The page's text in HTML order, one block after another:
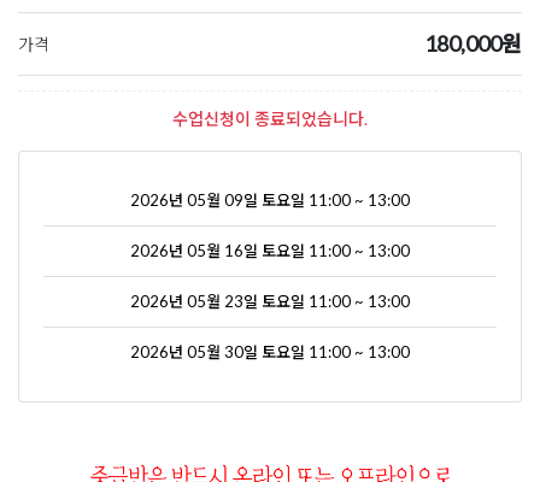
가격 180,000원
수업신청이 종료되었습니다.
2026년 05월 09일 토요일 11:00 ~ 13:00
2026년 05월 16일 토요일 11:00 ~ 13:00
2026년 05월 23일 토요일 11:00 ~ 13:00
2026년 05월 30일 토요일 11:00 ~ 13:00